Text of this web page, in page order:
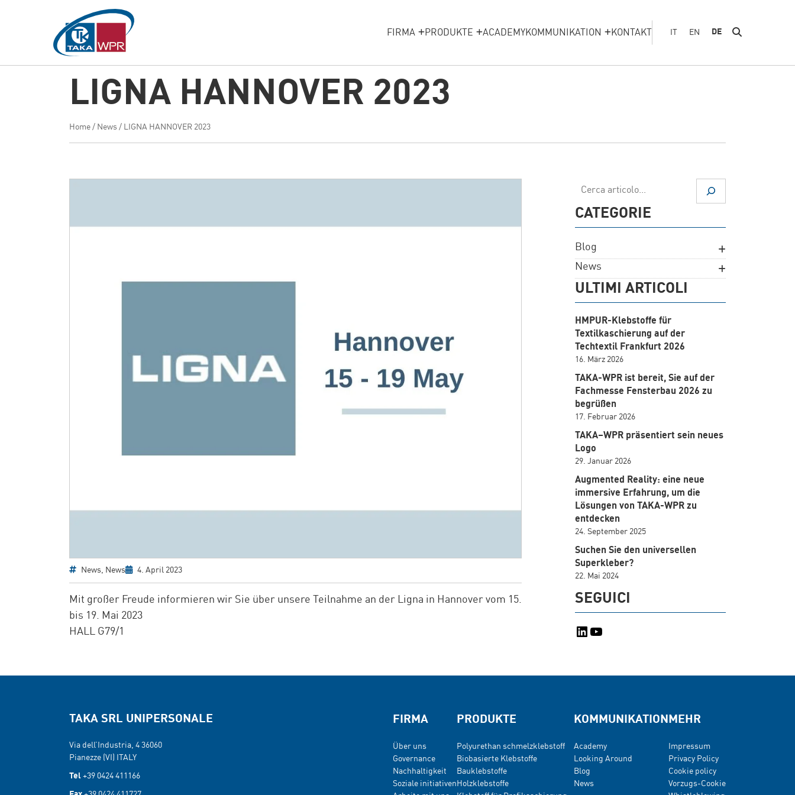
FIRMA PRODUKTE ACADEMYKOMMUNIKATION KONTAKT IT EN DE
LIGNA HANNOVER 2023
Home / News / LIGNA HANNOVER 2023
News News 4. April 2023
Mit großer Freude informieren wir Sie über unsere Teilnahme an der Ligna in Hannover vom 15.
bis 19. Mai 2023
HALL G79/1
Suchen
CATEGORIE
Blog
News
ULTIMI ARTICOLI
HMPUR-Klebstoffe für
Textilkaschierung auf der
Techtextil Frankfurt 2026
16. März 2026
TAKA-WPR ist bereit, Sie auf der
Fachmesse Fensterbau 2026 zu
begrüßen
17. Februar 2026
TAKA–WPR präsentiert sein neues
Logo
29. Januar 2026
Augmented Reality: eine neue
immersive Erfahrung, um die
Lösungen von TAKA-WPR zu
entdecken
24. September 2025
Suchen Sie den universellen
Superkleber?
22. Mai 2024
SEGUICI
LinkedIn
YouTube
TAKA SRL UNIPERSONALE
Via dell’Industria, 4 36060
Pianezze (VI) ITALY
Tel +39 0424 411166
FIRMA
Über uns
Governance
Nachhaltigkeit
Soziale initiativen
PRODUKTE
Polyurethan schmelzklebstoff
Biobasierte Klebstoffe
Bauklebstoffe
Holzklebstoffe
KOMMUNIKATION
Academy
Looking Around
Blog
News
MEHR
Impressum
Privacy Policy
Cookie policy
Vorzugs-Cookie